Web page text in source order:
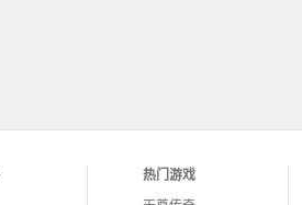
热门游戏